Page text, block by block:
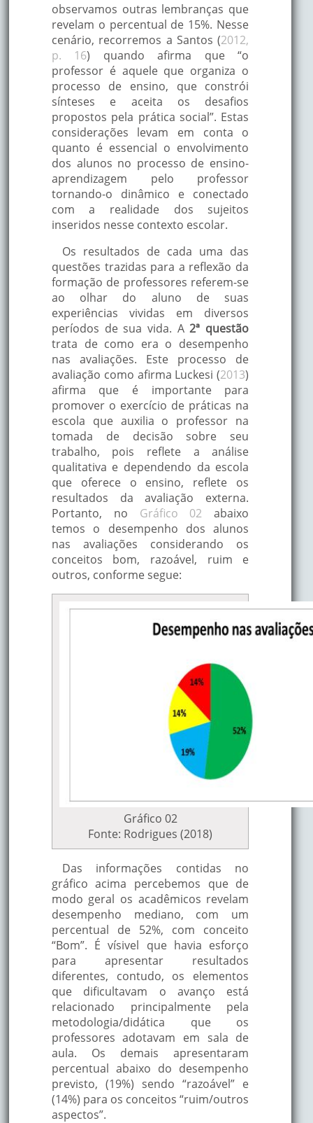
observamos outras lembranças que
revelam o percentual de 15%. Nesse
cenário, recorremos a Santos (2012,
p. 16) quando afirma que “o
professor é aquele que organiza o
processo de ensino, que constrói
sínteses e aceita os desafios
propostos pela prática social”. Estas
considerações levam em conta o
quanto é essencial o envolvimento
dos alunos no processo de ensino-
aprendizagem pelo professor
tornando-o dinâmico e conectado
com a realidade dos sujeitos
inseridos nesse contexto escolar.
Os resultados de cada uma das
questões trazidas para a reflexão da
formação de professores referem-se
ao olhar do aluno de suas
experiências vividas em diversos
períodos de sua vida. A2ª questão
trata de como era o desempenho
nas avaliações. Este processo de
avaliação como afirma Luckesi (2013)
afirma que é importante para
promover o exercício de práticas na
escola que auxilia o professor na
tomada de decisão sobre seu
trabalho, pois reflete a análise
qualitativa e dependendo da escola
que oferece o ensino, reflete os
resultados da avaliação externa.
Portanto, no Gráfico 02 abaixo
temos o desempenho dos alunos
nas avaliações considerando os
conceitos bom, razoável, ruim e
outros, conforme segue:
Gráfico 02
Fonte: Rodrigues (2018)
Das informações contidas no
gráfico acima percebemos que de
modo geral os acadêmicos revelam
desempenho mediano, com um
percentual de 52%, com conceito
“Bom”. É vísivel que havia esforço
para apresentar resultados
diferentes, contudo, os elementos
que dificultavam o avanço está
relacionado principalmente pela
metodologia/didática que os
professores adotavam em sala de
aula. Os demais apresentaram
percentual abaixo do desempenho
previsto, (19%) sendo “razoável” e
(14%) para os conceitos “ruim/outros
aspectos”.